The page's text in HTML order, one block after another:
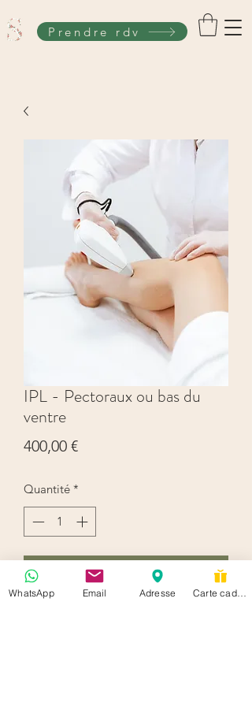
Prendre rdv
IPL - Pectoraux ou bas du
ventre
400,00 €Prix
Quantité *
Ajouter au panier
WhatsApp Email Adresse Carte cadeau